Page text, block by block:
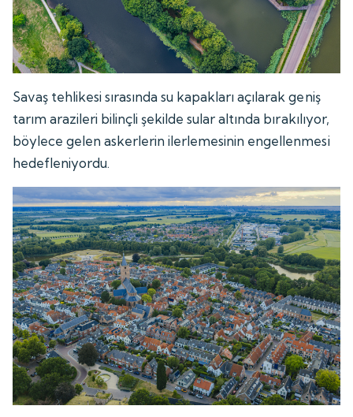
Savaş tehlikesi sırasında su kapakları açılarak geniş
tarım arazileri bilinçli şekilde sular altında bırakılıyor,
böylece gelen askerlerin ilerlemesinin engellenmesi
hedefleniyordu.